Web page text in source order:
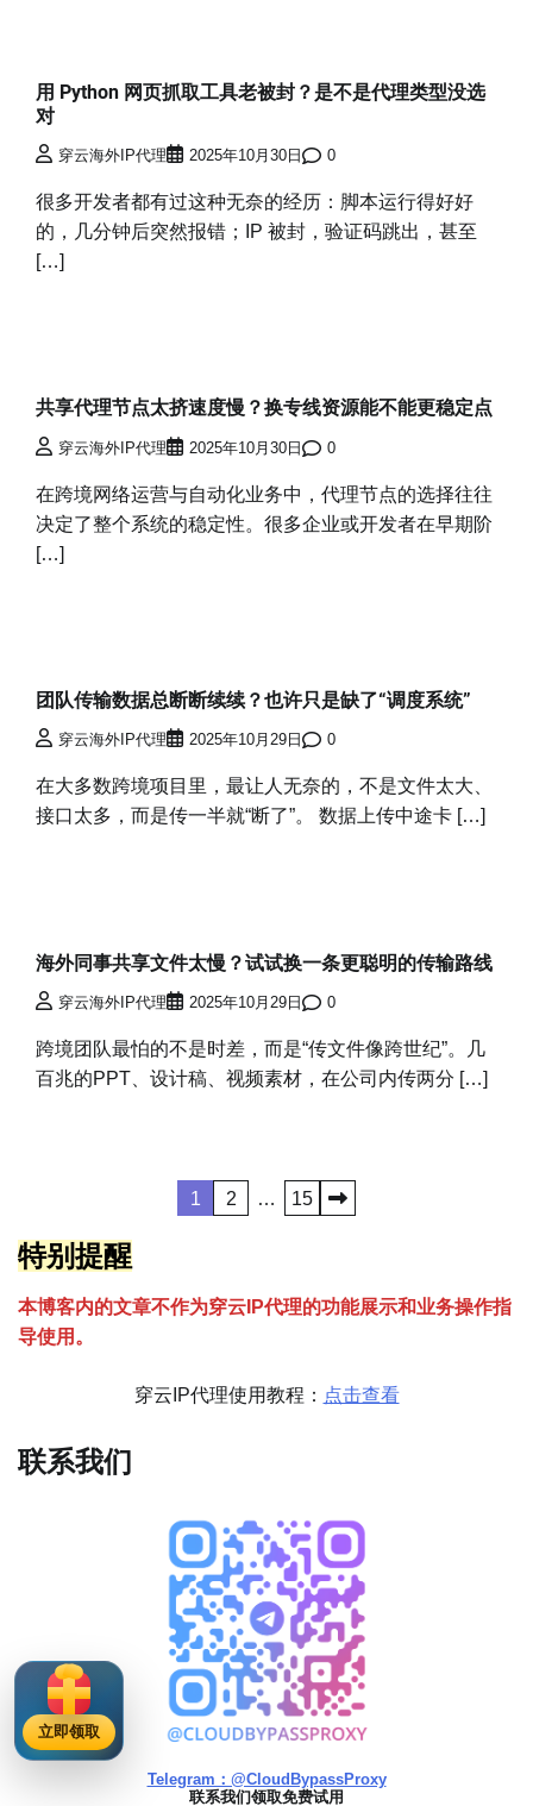
用 Python 网页抓取工具老被封？是不是代理类型没选
对
穿云海外IP代理 2025年10月30日 0
很多开发者都有过这种无奈的经历：脚本运行得好好
的，几分钟后突然报错；IP 被封，验证码跳出，甚至
[…]
共享代理节点太挤速度慢？换专线资源能不能更稳定点
穿云海外IP代理 2025年10月30日 0
在跨境网络运营与自动化业务中，代理节点的选择往往
决定了整个系统的稳定性。很多企业或开发者在早期阶
[…]
团队传输数据总断断续续？也许只是缺了“调度系统”
穿云海外IP代理 2025年10月29日 0
在大多数跨境项目里，最让人无奈的，不是文件太大、
接口太多，而是传一半就“断了”。 数据上传中途卡 […]
海外同事共享文件太慢？试试换一条更聪明的传输路线
穿云海外IP代理 2025年10月29日 0
跨境团队最怕的不是时差，而是“传文件像跨世纪”。几
百兆的PPT、设计稿、视频素材，在公司内传两分 […]
章
分
页
1 2 … 15
特别提醒
本博客内的文章不作为穿云 P代理的功能展示和业务操作指
导使用。
穿云IP代理使用教程： 点击查看
联系我们
Telegram：@CloudBypassProxy
联系我们领取免费试用
立即领取